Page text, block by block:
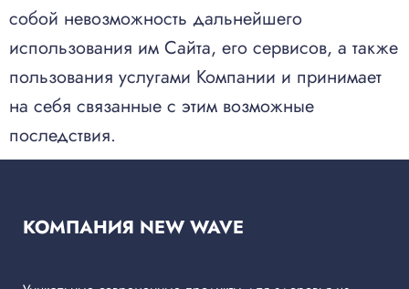
собой невозможность дальнейшего
использования им Сайта, его сервисов, а также
пользования услугами Компании и принимает
на себя связанные с этим возможные
последствия.
КОМПАНИЯ NEW WAVE